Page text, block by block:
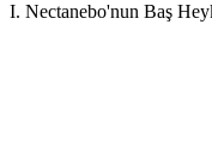
I. Nectanebo'nun Baş